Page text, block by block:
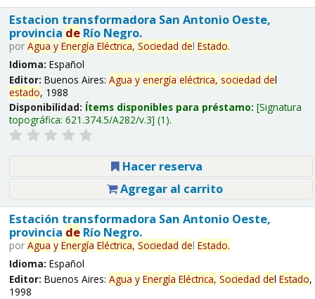
Estacion transformadora San Antonio Oeste,
provincia deRío Negro.
por Agua y Energía Eléctrica, Sociedad del Estado.
Idioma: Español
Editor: Buenos Aires: Agua y energía eléctrica, sociedad del
estado, 1988
Disponibilidad: Ítems disponibles para préstamo: Signatura
topográfica: 621.374.5/A282/v.3 (1).
Hacer reserva
Agregar al carrito
Estación transformadora San Antonio Oeste,
provincia deRío Negro.
por Agua y Energía Eléctrica, Sociedad del Estado.
Idioma: Español
Editor: Buenos Aires: Agua y Energía Eléctrica, Sociedad del Estado,
1998